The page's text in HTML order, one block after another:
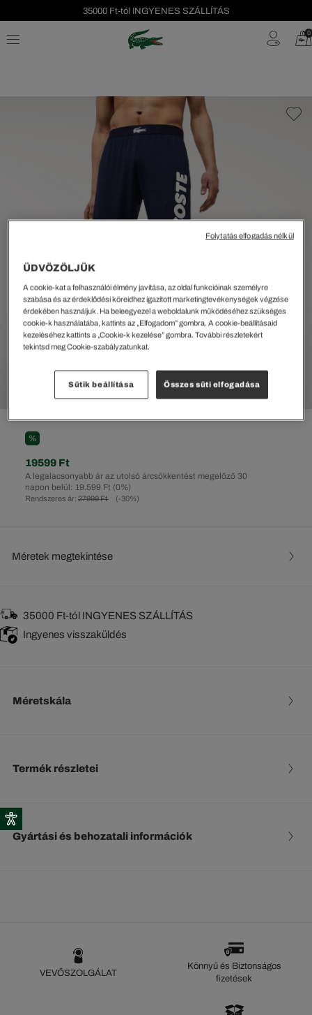
35000 Ft-tól INGYENES SZÁLLÍTÁS
Szezonális leárazás akár -40%! 0
%
Rendszeres ár: 27999 Ft (-30%)
A legalacsonyabb ár az utolsó árcsökkentést megelőző 30
napon belül: 19.599 Ft (0%)
19599 Ft
Méretek megtekintése
35000 Ft-tól INGYENES SZÁLLÍTÁS
Ingyenes visszaküldés
Méretskála
Termék részletei
Gyártási és behozatali információk
VEVŐSZOLGÁLAT
Könnyű és Biztonságos
fizetések
ÜDVÖZÖLJÜK
A cookie-kat a felhasználói élmény javítása, az oldal funkcióinak személyre
szabása és az érdeklődési köreidhez igazított marketingtevékenységek végzése
érdekében használjuk. Ha beleegyezel a weboldalunk működéséhez szükséges
cookie-k használatába, kattints az „Elfogadom” gombra. A cookie-beállításaid
kezeléséhez kattints a „Cookie-k kezelése” gombra. További részletekért
tekintsd meg Cookie-szabályzatunkat.
Sütik beállítása Összes süti elfogadása
Folytatás elfogadás nélkül